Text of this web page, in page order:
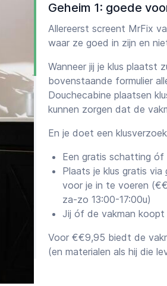
Geheim 1: goede
Allereerst screent MrFix
waar ze goed in zijn en
Wanneer jij je klus plaatst
bovenstaande formulier
Douchecabine plaatsen
kunnen zorgen dat de
En je doet een
Een gratis schatting
Plaats je klus gratis via
voor je in te voeren
za-zo 13:00-17:00u)
Jij óf de vakman koopt
Voor €€9,95 biedt de
(en materialen als hij die